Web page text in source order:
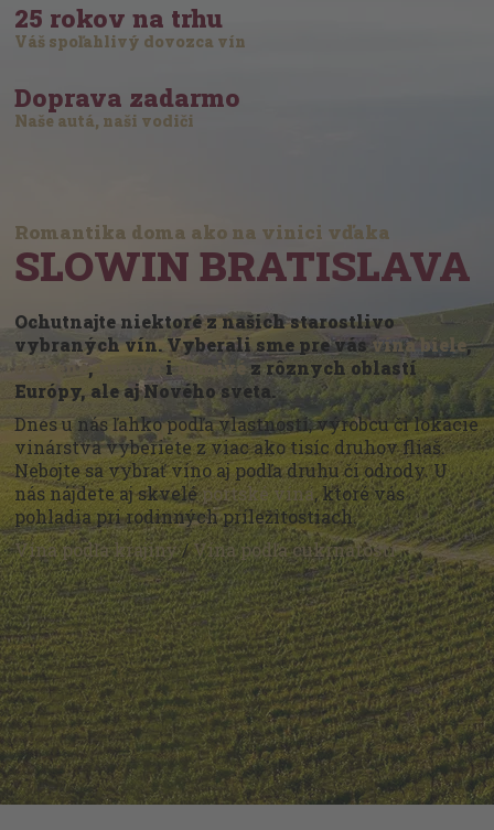
25 rokov na trhu
Váš spoľahlivý dovozca vín
Doprava zadarmo
Naše autá, naši vodiči
Romantika doma ako na vinici vďaka
SLOWIN BRATISLAVA
Ochutnajte niektoré z našich starostlivo
vybraných vín. Vyberali sme pre vásvína biele,
červené, i šumivé z rôznych oblastí
Európy, ale aj Nového sveta.
Dnes u nás ľahko podľa vlastností, výrobcu či lokácie
vinárstva vyberiete z viac ako tisíc druhov fliaš.
Nebojte sa vybrať víno aj podľa druhu či odrody. U
nás nájdete aj skveléportské vína, ktoré vás
pohladia pri rodinných príležitostiach.
Vína podľa krajiny/Vína podľa cukrnatosti